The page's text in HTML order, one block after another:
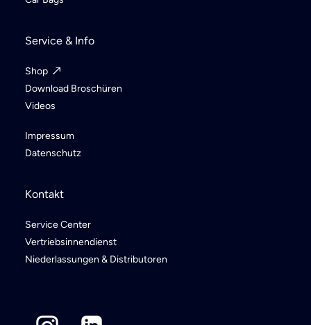
Service & Info
Shop
Download Broschüren
Videos
Impressum
Datenschutz
Kontakt
Service Center
Vertriebsinnendienst
Niederlassungen & Distributoren